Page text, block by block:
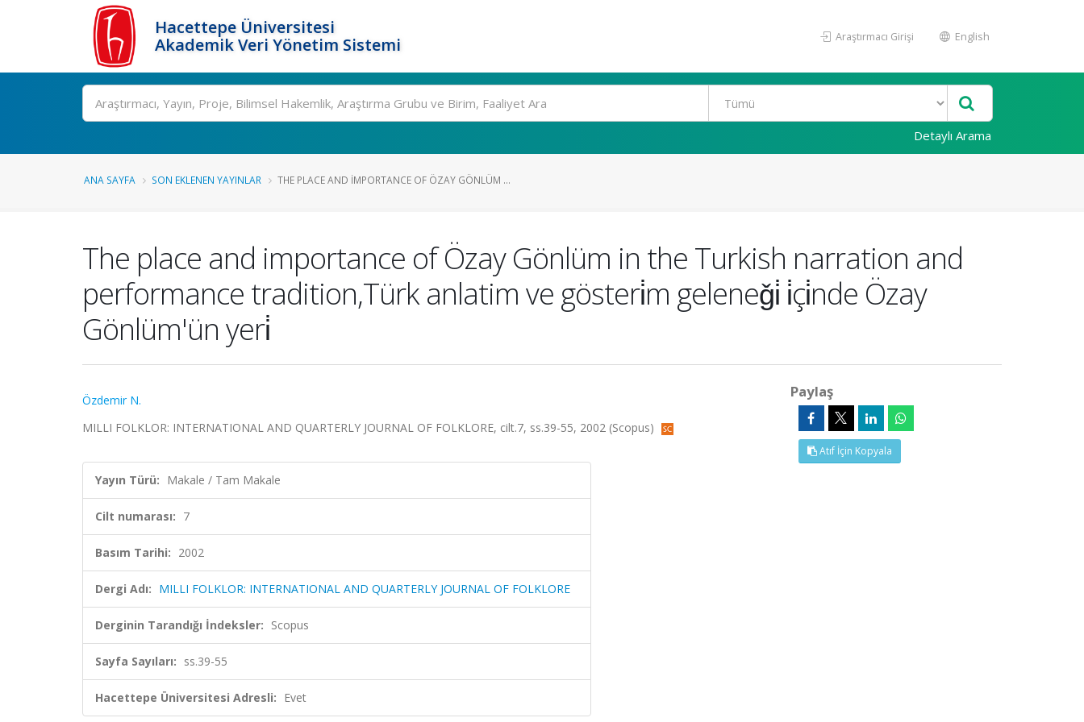
Hacettepe Üniversitesi
Akademik Veri Yönetim Sistemi
Araştırmacı Girişi English
Ara
Detaylı Arama
ANA SAYFA SON EKLENEN YAYINLAR THE PLACE AND IMPORTANCE OF ÖZAY GÖNLÜM ...
The place and importance of Özay Gönlüm in the Turkish narration and
performance tradition,Türk anlatim ve gösteri̇m geleneǧi̇ i̇çi̇nde Özay
Gönlüm'ün yeri̇
Özdemir N.
MILLI FOLKLOR: INTERNATIONAL AND QUARTERLY JOURNAL OF FOLKLORE, cilt.7, ss.39-55, 2002 (Scopus)
Yayın Türü: Makale / Tam Makale
Cilt numarası: 7
Basım Tarihi: 2002
Dergi Adı: MILLI FOLKLOR: INTERNATIONAL AND QUARTERLY JOURNAL OF FOLKLORE
Derginin Tarandığı İndeksler: Scopus
Sayfa Sayıları: ss.39-55
Hacettepe Üniversitesi Adresli: Evet
Paylaş
Atıf İçin Kopyala